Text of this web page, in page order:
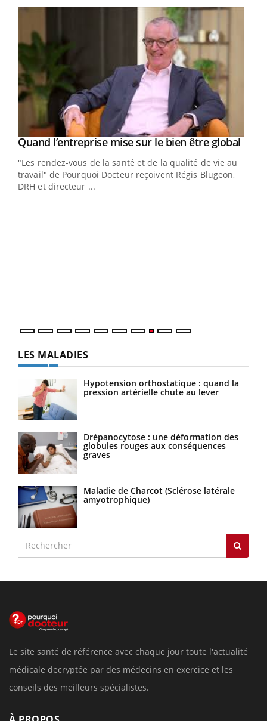
Youtube
Quand l’entreprise mise sur le bien être global
"Les rendez-vous de la santé et de la qualité de vie au
travail" de Pourquoi Docteur reçoivent Régis Blugeon,
DRH et directeur ...
LES MALADIES
Hypotension orthostatique : quand la
pression artérielle chute au lever
Drépanocytose : une déformation des
globules rouges aux conséquences
graves
Maladie de Charcot (Sclérose latérale
amyotrophique)
Le site santé de référence avec chaque jour toute l'actualité
médicale decryptée par des médecins en exercice et les
conseils des meilleurs spécialistes.